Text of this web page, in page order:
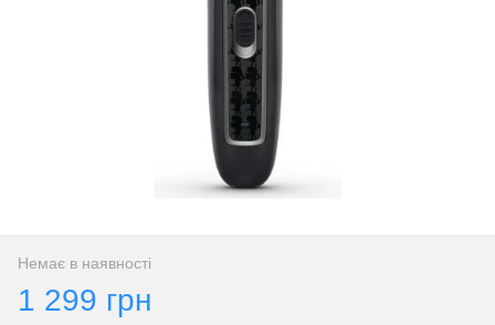
Немає в наявності
1 299 грн